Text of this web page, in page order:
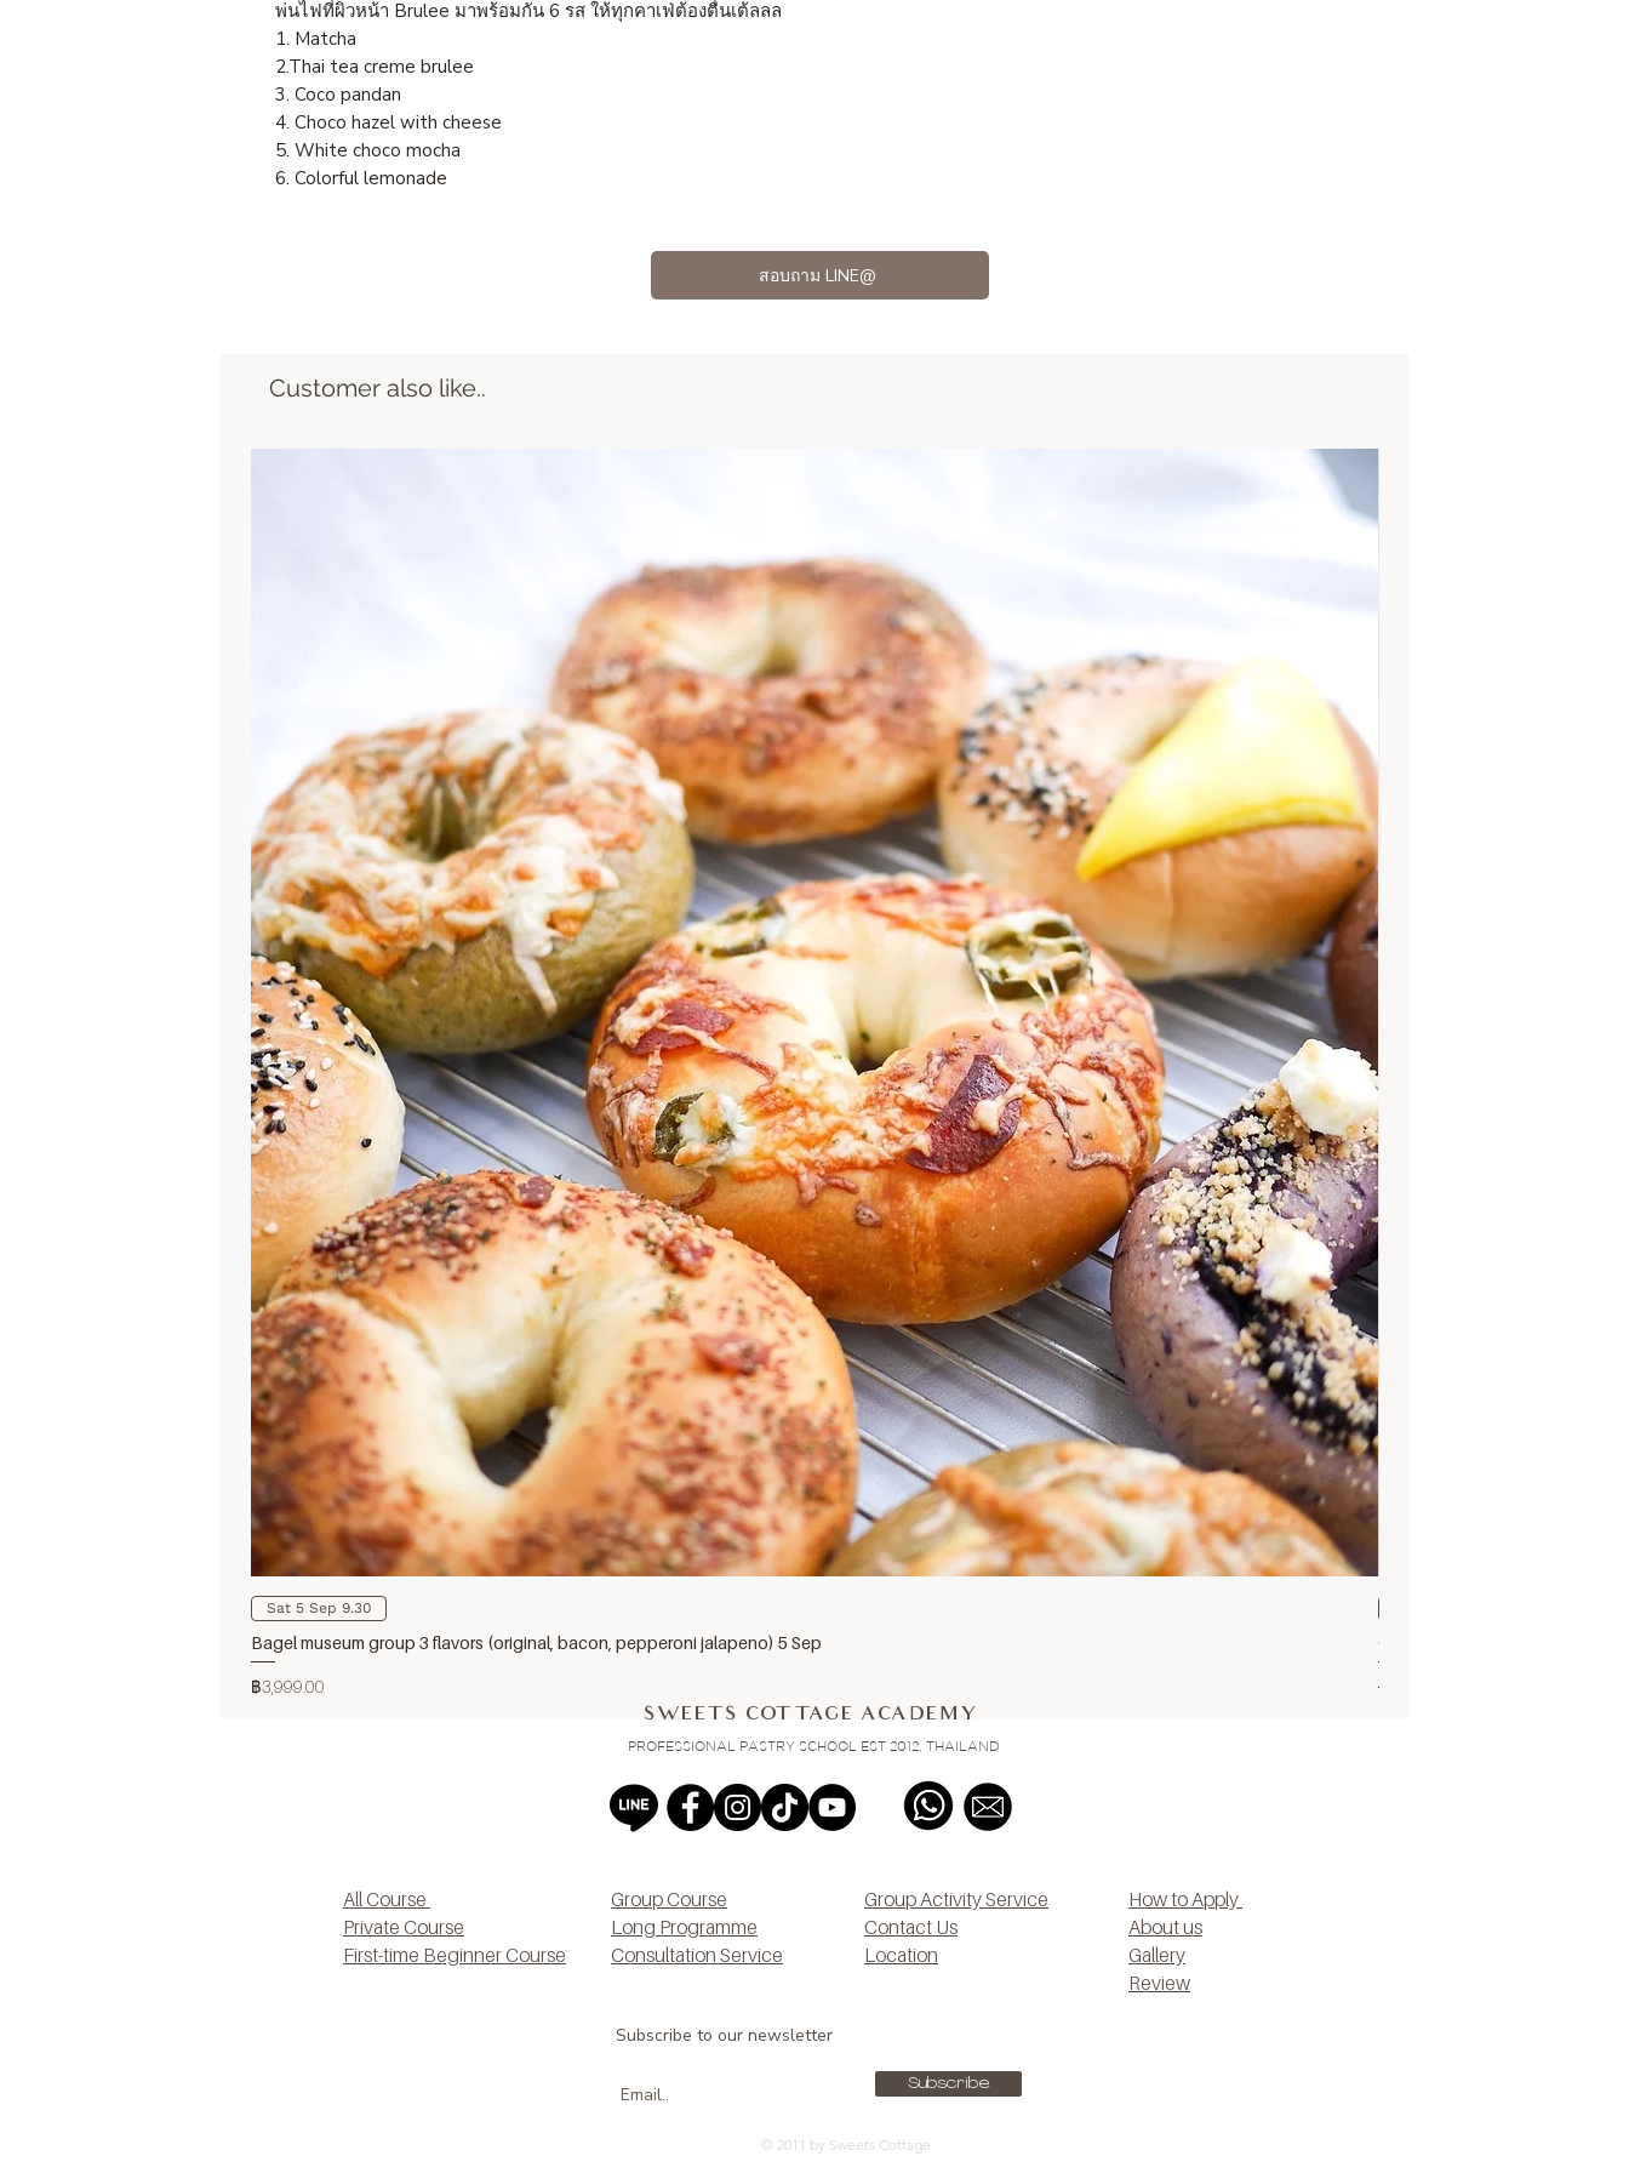
พ่นไฟที่ผิวหน้า Brulee มาพร้อมกัน 6 รส ให้ทุกคาเฟ่ต้องตื่นเต้ลลล
1. Matcha
2.Thai tea creme brulee
3. Coco pandan
4. Choco hazel with cheese
5. White choco mocha
6. Colorful lemonade
สอบถาม LINE@
Customer also like..
Sat 5 Sep 9.30
Bagel museum group 3 flavors (original, bacon, pepperoni jalapeno) 5 Sep
ราคา
฿3,999.00
Ocean cupcake 30 Aug
ราคาปกติ
฿1,500.00
SWEETS COTTAGE ACADEMY
PROFESSIONAL PASTRY SCHOOL EST 2012, THAILAND
All Course
Private Course
First-time Beginner Course
How to Apply
About us
Gallery
Review
Subscribe to our newsletter
Subscribe
© 2011 by Sweets Cottage
Group Course
Long Programme
Consultation Service
Group Activity Service
Contact Us
Location